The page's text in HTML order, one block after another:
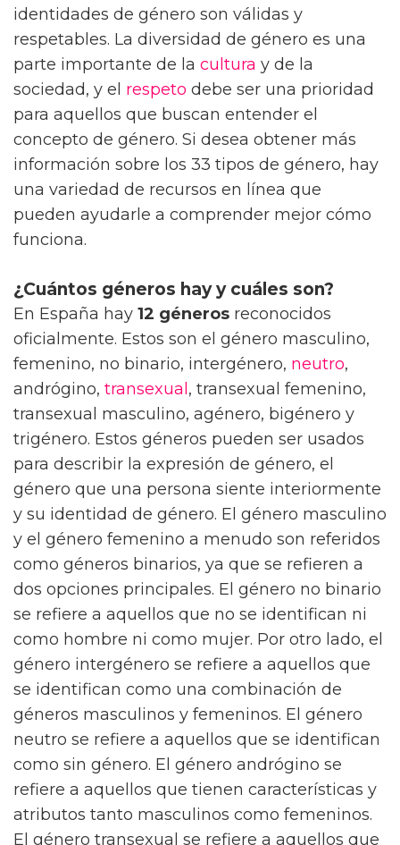
identidades de género son válidas y
respetables. La diversidad de género es una
parte importante de la cultura y de la
sociedad, y el respeto debe ser una prioridad
para aquellos que buscan entender el
concepto de género. Si desea obtener más
información sobre los 33 tipos de género, hay
una variedad de recursos en línea que
pueden ayudarle a comprender mejor cómo
funciona.
¿Cuántos géneros hay y cuáles son?
En España hay 12 géneros reconocidos
oficialmente. Estos son el género masculino,
femenino, no binario, intergénero, neutro,
andrógino, transexual , transexual femenino,
transexual masculino, agénero, bigénero y
trigénero. Estos géneros pueden ser usados
para describir la expresión de género, el
género que una persona siente interiormente
y su identidad de género. El género masculino
y el género femenino a menudo son referidos
como géneros binarios, ya que se refieren a
dos opciones principales. El género no binario
se refiere a aquellos que no se identifican ni
como hombre ni como mujer. Por otro lado, el
género intergénero se refiere a aquellos que
se identifican como una combinación de
géneros masculinos y femeninos. El género
neutro se refiere a aquellos que se identifican
como sin género. El género andrógino se
refiere a aquellos que tienen características y
atributos tanto masculinos como femeninos.
El género transexual se refiere a aquellos que